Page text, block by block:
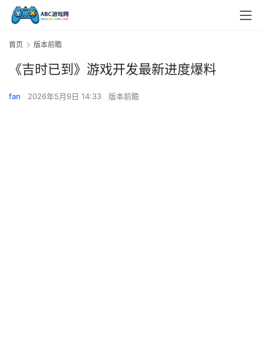
首页 版本前瞻
《吉时已到》游戏开发最新进度爆料
fan 2026年5月9日 14:33 版本前瞻